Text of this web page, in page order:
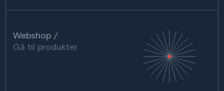
Webshop
Gå til produkter